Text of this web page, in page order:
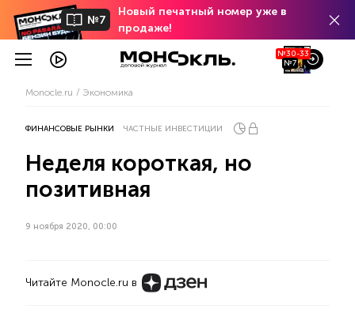
№7
Новый печатный номер уже в
продаже!
№30-33
№7
Monocle.ru Экономика
ФИНАНСОВЫЕ РЫНКИ ЧАСТНЫЕ ИНВЕСТИЦИИ
Неделя короткая, но
позитивная
9 ноября 2020, 00:00
Читайте Monocle.ru в